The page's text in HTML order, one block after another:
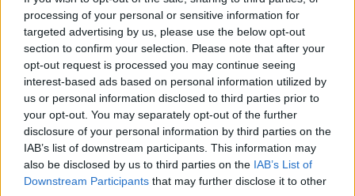
processing of your personal or sensitive information for
targeted advertising by us, please use the below opt-out
section to confirm your selection. Please note that after your
opt-out request is processed you may continue seeing
interest-based ads based on personal information utilized by
us or personal information disclosed to third parties prior to
your opt-out. You may separately opt-out of the further
disclosure of your personal information by third parties on the
IAB’s list of downstream participants. This information may
also be disclosed by us to third parties on the IAB’s List of
Downstream Participants that may further disclose it to other
invitación a compartir, a disfrutar de momentos en
familia, a celebrar lo cotidiano con un toque de
creatividad.
Así que la próxima vez que te enfrentes a un día
agitado, recuerda que en la simplicidad y el amor
por la cocina se encuentra la verdadera magia.
Permítete explorar, experimentar y, sobre todo,
disfrutar de cada bocado. Porque la cocina no es